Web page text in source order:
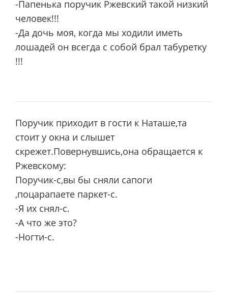
-Папенька поручик Ржевский такой низкий
человек!!!
-Да дочь моя, когда мы ходили иметь
лошадей он всегда с собой брал табуретку
!!!
Поручик приходит в гости к Наташе,та
стоит у окна и слышет
скрежет.Повернувшись,она обращается к
Ржевскому:
Поручик-с,вы бы сняли сапоги
,поцарапаете паркет-с.
-Я их снял-с.
-А что же это?
-Ногти-с.